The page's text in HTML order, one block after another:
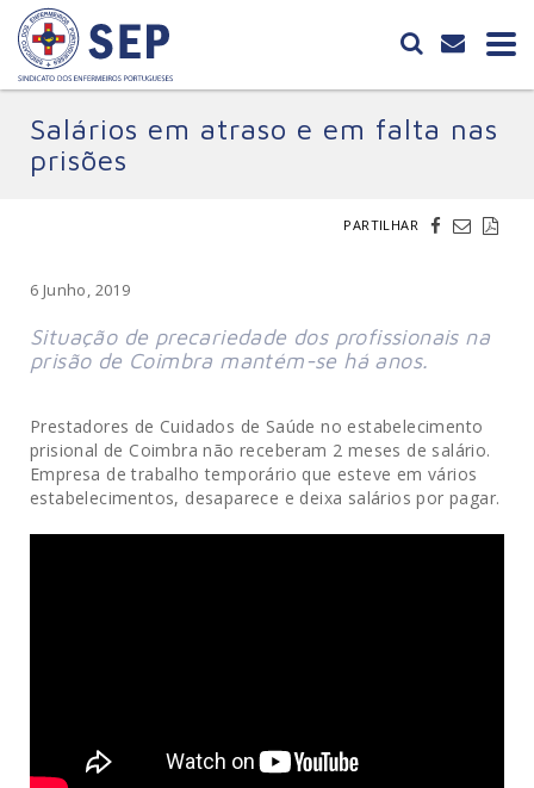
Salários em atraso e em falta nas
prisões
PARTILHAR
6 Junho, 2019
Situação de precariedade dos profissionais na
prisão de Coimbra mantém-se há anos.
Prestadores de Cuidados de Saúde no estabelecimento
prisional de Coimbra não receberam 2 meses de salário.
Empresa de trabalho temporário que esteve em vários
estabelecimentos, desaparece e deixa salários por pagar.